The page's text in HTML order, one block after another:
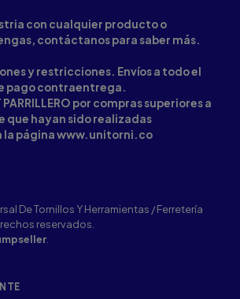
con cualquier producto o
contáctanos para saber más.
y restricciones. Envíos a todo el
pago contraentrega.
por compras superiores a
hayan sido realizadas
página www.unitorni.co
De Tornillos Y Herramientas / Ferretería
reservados.